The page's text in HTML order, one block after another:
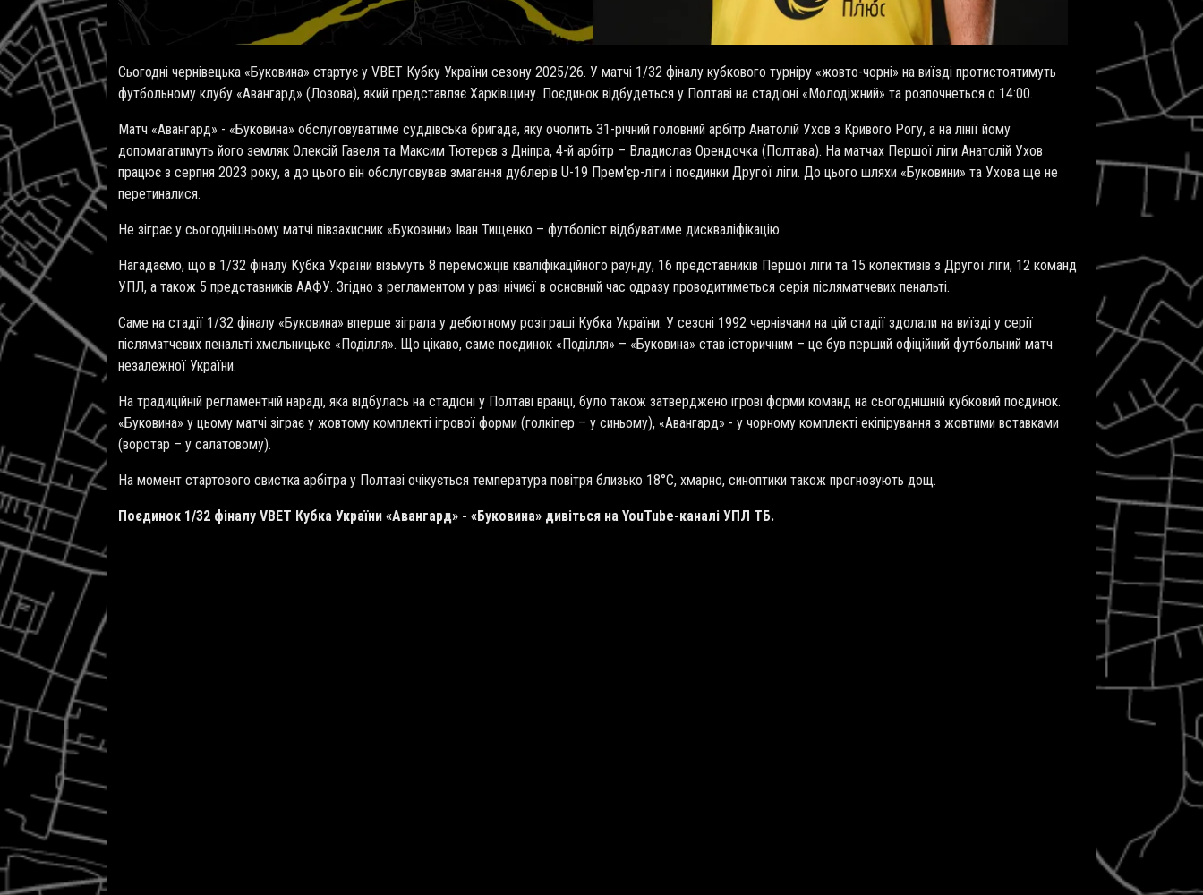
Сьогодні чернівецька «Буковина» стартує у VBET Кубку України сезону 2025/26. У матчі 1/32 фіналу кубкового турніру «жовто-чорні» на виїзді протистоятимуть
футбольному клубу «Авангард» (Лозова), який представляє Харківщину. Поєдинок відбудеться у Полтаві на стадіоні «Молодіжний» та розпочнеться о 14:00.
Матч «Авангард» - «Буковина» обслуговуватиме суддівська бригада, яку очолить 31-річний головний арбітр Анатолій Ухов з Кривого Рогу, а на лінії йому
допомагатимуть його земляк Олексій Гавеля та Максим Тютерєв з Дніпра, 4-й арбітр – Владислав Орендочка (Полтава). На матчах Першої ліги Анатолій Ухов
працює з серпня 2023 року, а до цього він обслуговував змагання дублерів U-19 Прем'єр-ліги і поєдинки Другої ліги. До цього шляхи «Буковини» та Ухова ще не
перетиналися.
Не зіграє у сьогоднішньому матчі півзахисник «Буковини» Іван Тищенко – футболіст відбуватиме дискваліфікацію.
Нагадаємо, що в 1/32 фіналу Кубка України візьмуть 8 переможців кваліфікаційного раунду, 16 представників Першої ліги та 15 колективів з Другої ліги, 12 команд
УПЛ, а також 5 представників ААФУ. Згідно з регламентом у разі нічиєї в основний час одразу проводитиметься серія післяматчевих пенальті.
Саме на стадії 1/32 фіналу «Буковина» вперше зіграла у дебютному розіграші Кубка України. У сезоні 1992 чернівчани на цій стадії здолали на виїзді у серії
післяматчевих пенальті хмельницьке «Поділля». Що цікаво, саме поєдинок «Поділля» – «Буковина» став історичним – це був перший офіційний футбольний матч
незалежної України.
На традиційній регламентній нараді, яка відбулась на стадіоні у Полтаві вранці, було також затверджено ігрові форми команд на сьогоднішній кубковий поєдинок.
«Буковина» у цьому матчі зіграє у жовтому комплекті ігрової форми (голкіпер – у синьому), «Авангард» - у чорному комплекті екіпірування з жовтими вставками
(воротар – у салатовому).
На момент стартового свистка арбітра у Полтаві очікується температура повітря близько 18°С, хмарно, синоптики також прогнозують дощ.
Поєдинок 1/32 фіналу VBET Кубка України «Авангард» - «Буковина» дивіться на YouTube-каналі УПЛ ТБ.